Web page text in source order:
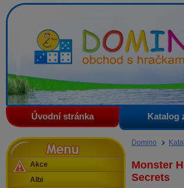
Domino - obchod s hračkami
Úvodní stránka Katalog
Domino
Monster
Secrets
Menu
Akce
Albi